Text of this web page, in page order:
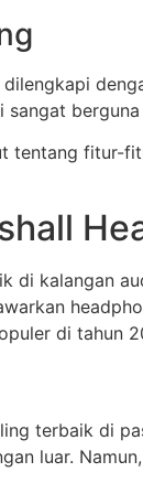
tentang fitur-
di kalangan
di tahun
terbaik di
luar.